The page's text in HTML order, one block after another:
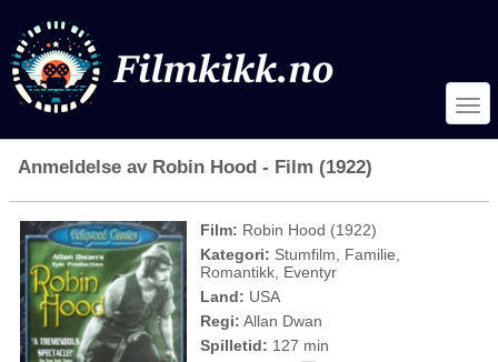
Anmeldelse av Robin Hood - Film (1922)
Film: Robin Hood (1922)
Kategori: Stumfilm, Familie,
Romantikk, Eventyr
Land: USA
Regi: Allan Dwan
Spilletid: 127 min